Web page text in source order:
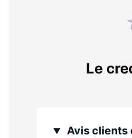
Informations et suggestions
Le
Avis clients